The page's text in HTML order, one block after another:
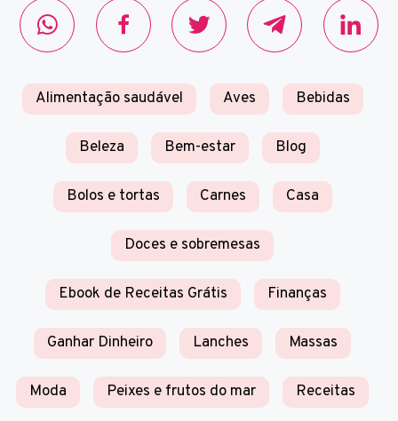
Alimentação saudável Aves Bebidas
Beleza Bem-estar Blog
Bolos e tortas Carnes Casa
Doces e sobremesas
Ebook de Receitas Grátis Finanças
Ganhar Dinheiro Lanches Massas
Moda Peixes e frutos do mar Receitas